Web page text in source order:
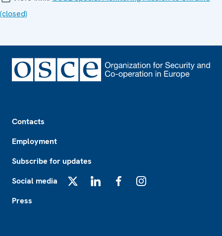
(closed)
Contacts
Employment
Subscribe for updates
Social media
Press